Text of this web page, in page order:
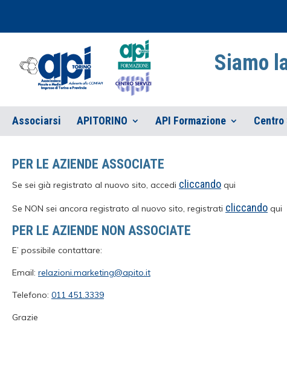
Siamo
Associarsi APITORINO API Formazione Centro
PER LE AZIENDE ASSOCIATE
Se sei già registrato al nuovo sito, accedi cliccando qui
Se NON sei ancora registrato al nuovo sito, registrati cliccando qui
PER LE AZIENDE NON ASSOCIATE
E’ possibile contattare:
Email: relazioni.marketing@apito.it
Telefono: 011 451.3339
Grazie